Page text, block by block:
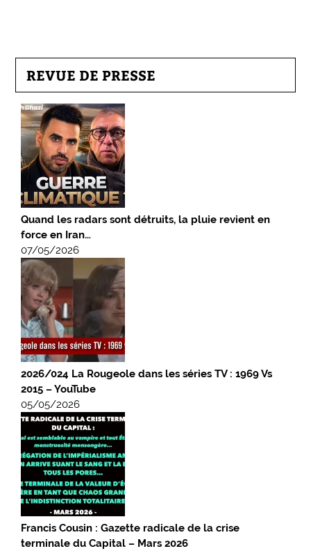
REVUE DE PRESSE
Quand les radars sont détruits, la pluie revient en
force en Iran…
07/05/2026
2026/024 La Rougeole dans les séries TV : 1969 Vs
2015 – YouTube
05/05/2026
Francis Cousin : Gazette radicale de la crise
terminale du Capital – Mars 2026